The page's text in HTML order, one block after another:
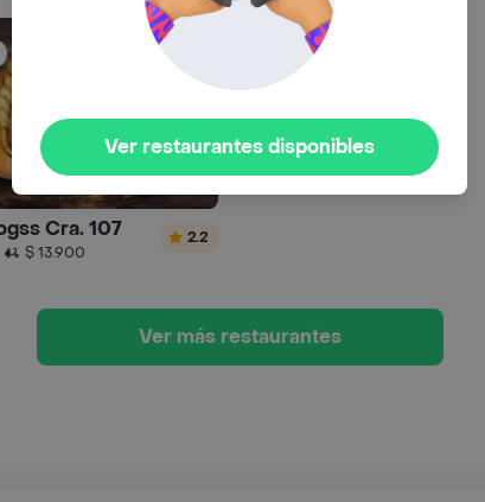
Cra. 107
$ 13.900
2.2
Ver más restaurantes
Ver restaurantes disponibles